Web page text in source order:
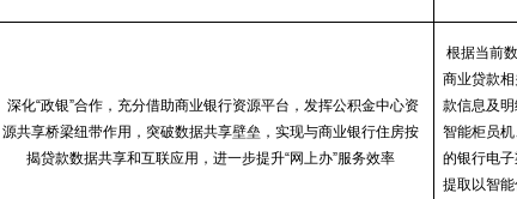
深化“政银”合作，充分借助商业银行资源平台，发挥公积金中心资
源共享桥梁纽带作用，突破数据共享壁垒，实现与商业银行住房按
揭贷款数据共享和互联应用，进一步提升“网上办”服务效率
根据当前
商业贷款
款信息及
智能柜员
的银行电
提取以智